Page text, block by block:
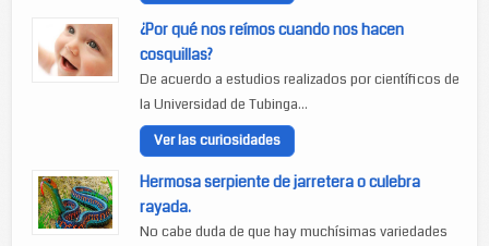
¿Por qué nos reímos cuando nos hacen
cosquillas?
De acuerdo a estudios realizados por científicos de
la Universidad de Tubinga...
Ver las curiosidades
Hermosa serpiente de jarretera o culebra
rayada.
No cabe duda de que hay muchísimas variedades